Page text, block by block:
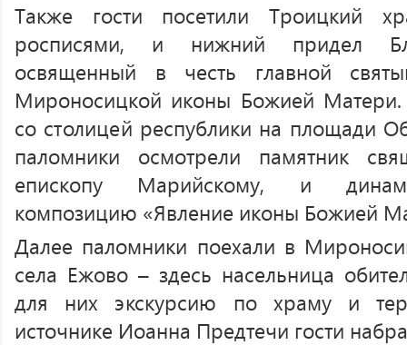
Также гости посетили Троицкий
росписями, и нижний придел
освященный в честь главной
Мироносицкой иконы Божией Матери.
со столицей республики на площади
паломники осмотрели памятник
епископу Марийскому, и
композицию «Явление иконы Божией
Далее паломники поехали в
села Ежово – здесь насельница
для них экскурсию по храму и
источнике Иоанна Предтечи гости